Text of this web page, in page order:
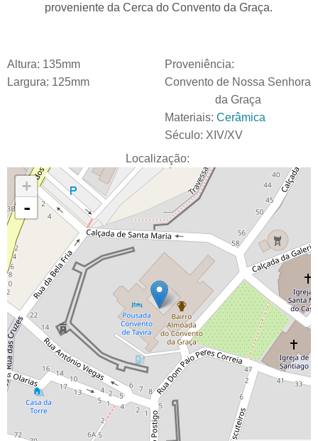
proveniente da Cerca do Convento da Graça.
Altura: 135mm
Largura: 125mm
Proveniência:
Convento de Nossa Senhora
da Graça
Materiais: Cerâmica
Século: XIV/XV
Localização:
+
-